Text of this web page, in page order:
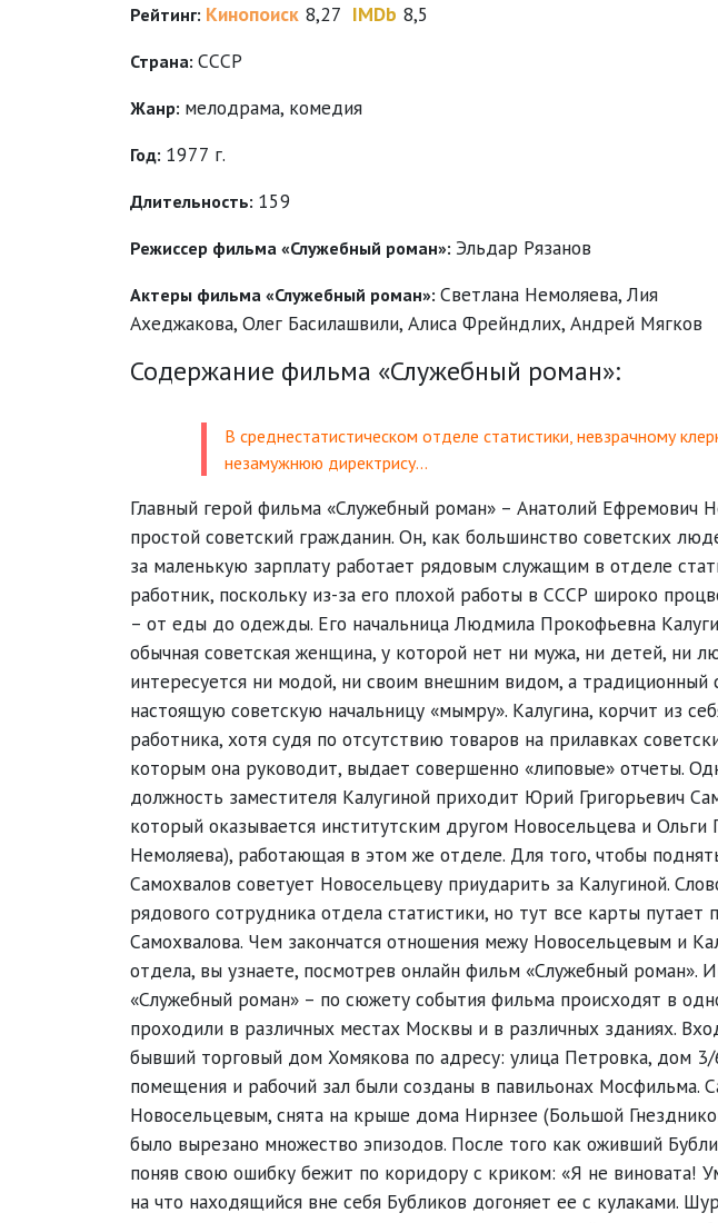
Рейтинг: Кинопоиск 8,27 IMDb 8,5
Страна: СССР
Жанр: мелодрама, комедия
Год: 1977 г.
Длительность: 159
Режиссер фильма «Служебный роман»: Эльдар Рязанов
Актеры фильма «Служебный роман»: Светлана Немоляева, Лия
Ахеджакова, Олег Басилашвили, Алиса Фрейндлих, Андрей Мягков
Содержание фильма «Служебный роман»:
В среднестатистическом отделе статистики, невзрачному
незамужнюю директрису...
Главный герой фильма «Служебный роман» – Анатолий Ефремович
простой советский гражданин. Он, как большинство советских
за маленькую зарплату работает рядовым служащим в отделе
работник, поскольку из-за его плохой работы в СССР широко
– от еды до одежды. Его начальница Людмила Прокофьевна
обычная советская женщина, у которой нет ни мужа, ни детей, ни
интересуется ни модой, ни своим внешним видом, а традиционный
настоящую советскую начальницу «мымру». Калугина, корчит из
работника, хотя судя по отсутствию товаров на прилавках
которым она руководит, выдает совершенно «липовые» отчеты.
должность заместителя Калугиной приходит Юрий Григорьевич
который оказывается институтским другом Новосельцева и
Немоляева), работающая в этом же отделе. Для того, чтобы
Самохвалов советует Новосельцеву приударить за Калугиной.
рядового сотрудника отдела статистики, но тут все карты
Самохвалова. Чем закончатся отношения межу Новосельцевым и
отдела, вы узнаете, посмотрев онлайн фильм «Служебный роман».
«Служебный роман» – по сюжету события фильма происходят в
проходили в различных местах Москвы и в различных зданиях.
бывший торговый дом Хомякова по адресу: улица Петровка, дом 3/
помещения и рабочий зал были созданы в павильонах Мосфильма.
Новосельцевым, снята на крыше дома Нирнзее (Большой
было вырезано множество эпизодов. После того как оживший
поняв свою ошибку бежит по коридору с криком: «Я не виновата!
на что находящийся вне себя Бубликов догоняет ее с кулаками.